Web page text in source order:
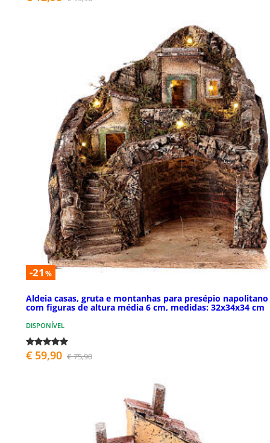
-21 %
Aldeia casas, gruta e montanhas para presépio napolitano
com figuras de altura média 6 cm, medidas: 32x34x34 cm
DISPONÍVEL
€ 59,90 € 75,90